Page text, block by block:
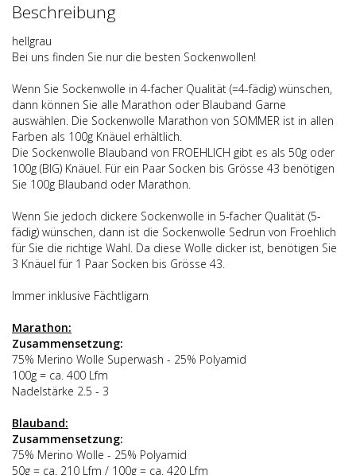
Beschreibung
hellgrau
Bei uns finden Sie nur die besten Sockenwollen!
Wenn Sie Sockenwolle in 4-facher Qualität (=4-fädig) wünschen,
dann können Sie alle Marathon oder Blauband Garne
auswählen. Die Sockenwolle Marathon von SOMMER ist in allen
Farben als 100g Knäuel erhältlich.
Die Sockenwolle Blauband von FROEHLICH gibt es als 50g oder
100g (BIG) Knäuel. Für ein Paar Socken bis Grösse 43 benötigen
Sie 100g Blauband oder Marathon.
Wenn Sie jedoch dickere Sockenwolle in 5-facher Qualität (5-
fädig) wünschen, dann ist die Sockenwolle Sedrun von Froehlich
für Sie die richtige Wahl. Da diese Wolle dicker ist, benötigen Sie
3 Knäuel für 1 Paar Socken bis Grösse 43.
Immer inklusive Fächtligarn
Marathon:
Zusammensetzung:
75% Merino Wolle Superwash - 25% Polyamid
100g = ca. 400 Lfm
Nadelstärke 2.5 - 3
Blauband:
Zusammensetzung:
75% Merino Wolle - 25% Polyamid
50g = ca. 210 Lfm / 100g = ca. 420 Lfm